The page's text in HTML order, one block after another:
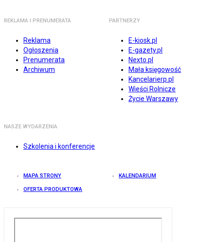
REKLAMA I PRENUMERATA
Reklama
Ogłoszenia
Prenumerata
Archiwum
PARTNERZY
E-kiosk.pl
E-gazety.pl
Nexto.pl
Mała księgowość
Kancelarierp.pl
Wieści Rolnicze
Życie Warszawy
NASZE WYDARZENIA
Szkolenia i konferencje
MAPA STRONY KALENDARIUM
OFERTA PRODUKTOWA